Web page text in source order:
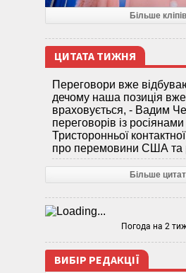
Більше кліпів
ЦИТАТА ТИЖНЯ
Переговори вже
дечому наша позиція
враховується, - Вадим
переговорів із
Тристоронньої
про перемовини США та
Більше цитат
Погода на 2
ВИБІР РЕДАКЦІЇ